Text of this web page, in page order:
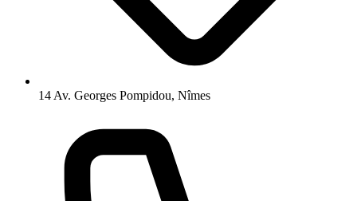
14 Av. Georges Pompidou, Nîmes